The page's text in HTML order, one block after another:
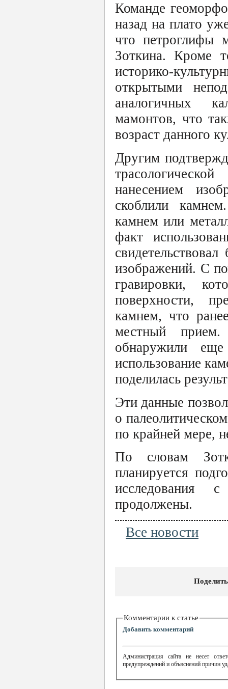
Команде
назад на плато
что петроглифы
Зоткина. Кроме
историко-
открытыми
аналогичных
мамонтов, что
возраст данного
Другим
нанесением
скоблили
камнем или
факт
изображений. С
гравировки,
поверхности,
камнем, что
местный
обнаружили
использование
поделилась
Эти данные
о
по крайней мере,
По словам
планируется
исследования
продолжены.
Все новости
Комментарии к статье
Добавить комментарий
Администрация сайта не несет
предупреждений и объяснений причин